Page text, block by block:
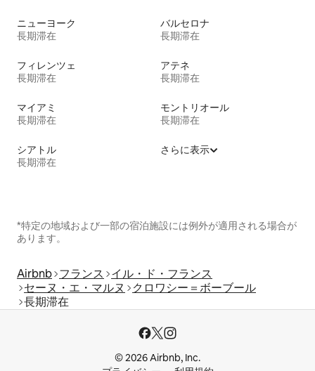
ニューヨーク
長期滞在
バルセロナ
長期滞在
フィレンツェ
長期滞在
アテネ
長期滞在
マイアミ
長期滞在
モントリオール
長期滞在
シアトル
長期滞在
さらに表示
*特定の地域および一部の宿泊施設には例外が適用される場合が
あります。
Airbnb フランス
イル・ド・フランス
セーヌ・エ・マルヌ
クロワシー＝ボーブール
長期滞在
© 2026 Airbnb, Inc.